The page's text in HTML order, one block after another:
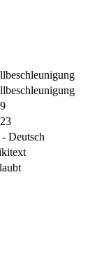
- Deutsch